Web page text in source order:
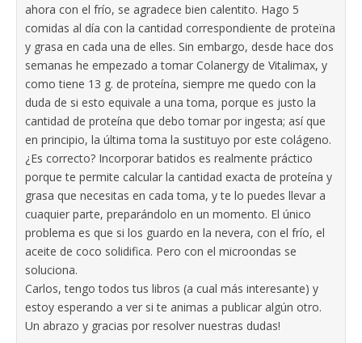
ahora con el frío, se agradece bien calentito. Hago 5
comidas al día con la cantidad correspondiente de proteïna
y grasa en cada una de elles. Sin embargo, desde hace dos
semanas he empezado a tomar Colanergy de Vitalimax, y
como tiene 13 g. de proteína, siempre me quedo con la
duda de si esto equivale a una toma, porque es justo la
cantidad de proteína que debo tomar por ingesta; así que
en principio, la última toma la sustituyo por este colágeno.
¿Es correcto? Incorporar batidos es realmente práctico
porque te permite calcular la cantidad exacta de proteína y
grasa que necesitas en cada toma, y te lo puedes llevar a
cuaquier parte, preparándolo en un momento. El único
problema es que si los guardo en la nevera, con el frío, el
aceite de coco solidifica. Pero con el microondas se
soluciona.
Carlos, tengo todos tus libros (a cual más interesante) y
estoy esperando a ver si te animas a publicar algún otro.
Un abrazo y gracias por resolver nuestras dudas!